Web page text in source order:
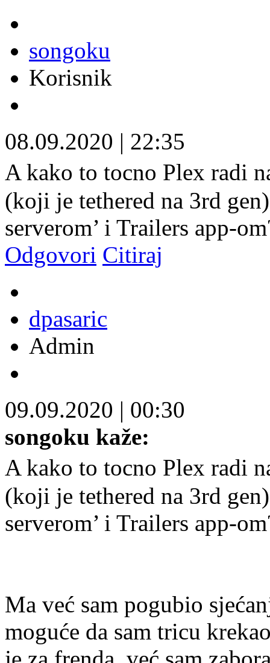
songoku
Korisnik
08.09.2020 | 22:35
A kako to tocno Plex radi
(koji je tethered na 3rd
serverom’ i Trailers app-
Odgovori Citiraj
dpasaric
Admin
09.09.2020 | 00:30
songoku kaže:
A kako to tocno Plex radi
(koji je tethered na 3rd
serverom’ i Trailers app-
Ma već sam pogubio
moguće da sam tricu